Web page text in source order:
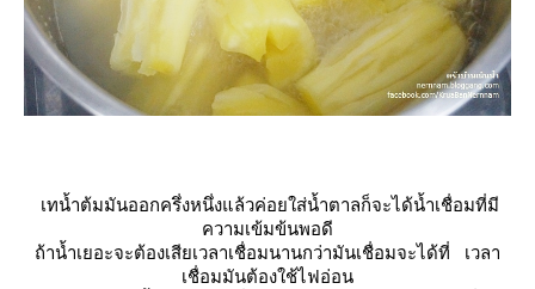
เทน้ำต้มมันออกครึ่งหนึ่งแล้วค่อยใส่น้ำตาลก็จะได้น้ำเชื่อมที่มี
ความเข้มข้นพอดี
ถ้าน้ำเยอะจะต้องเสียเวลาเชื่อมนานกว่ามันเชื่อมจะได้ที่ เวลา
เชื่อมมันต้องใช้ไฟอ่อน